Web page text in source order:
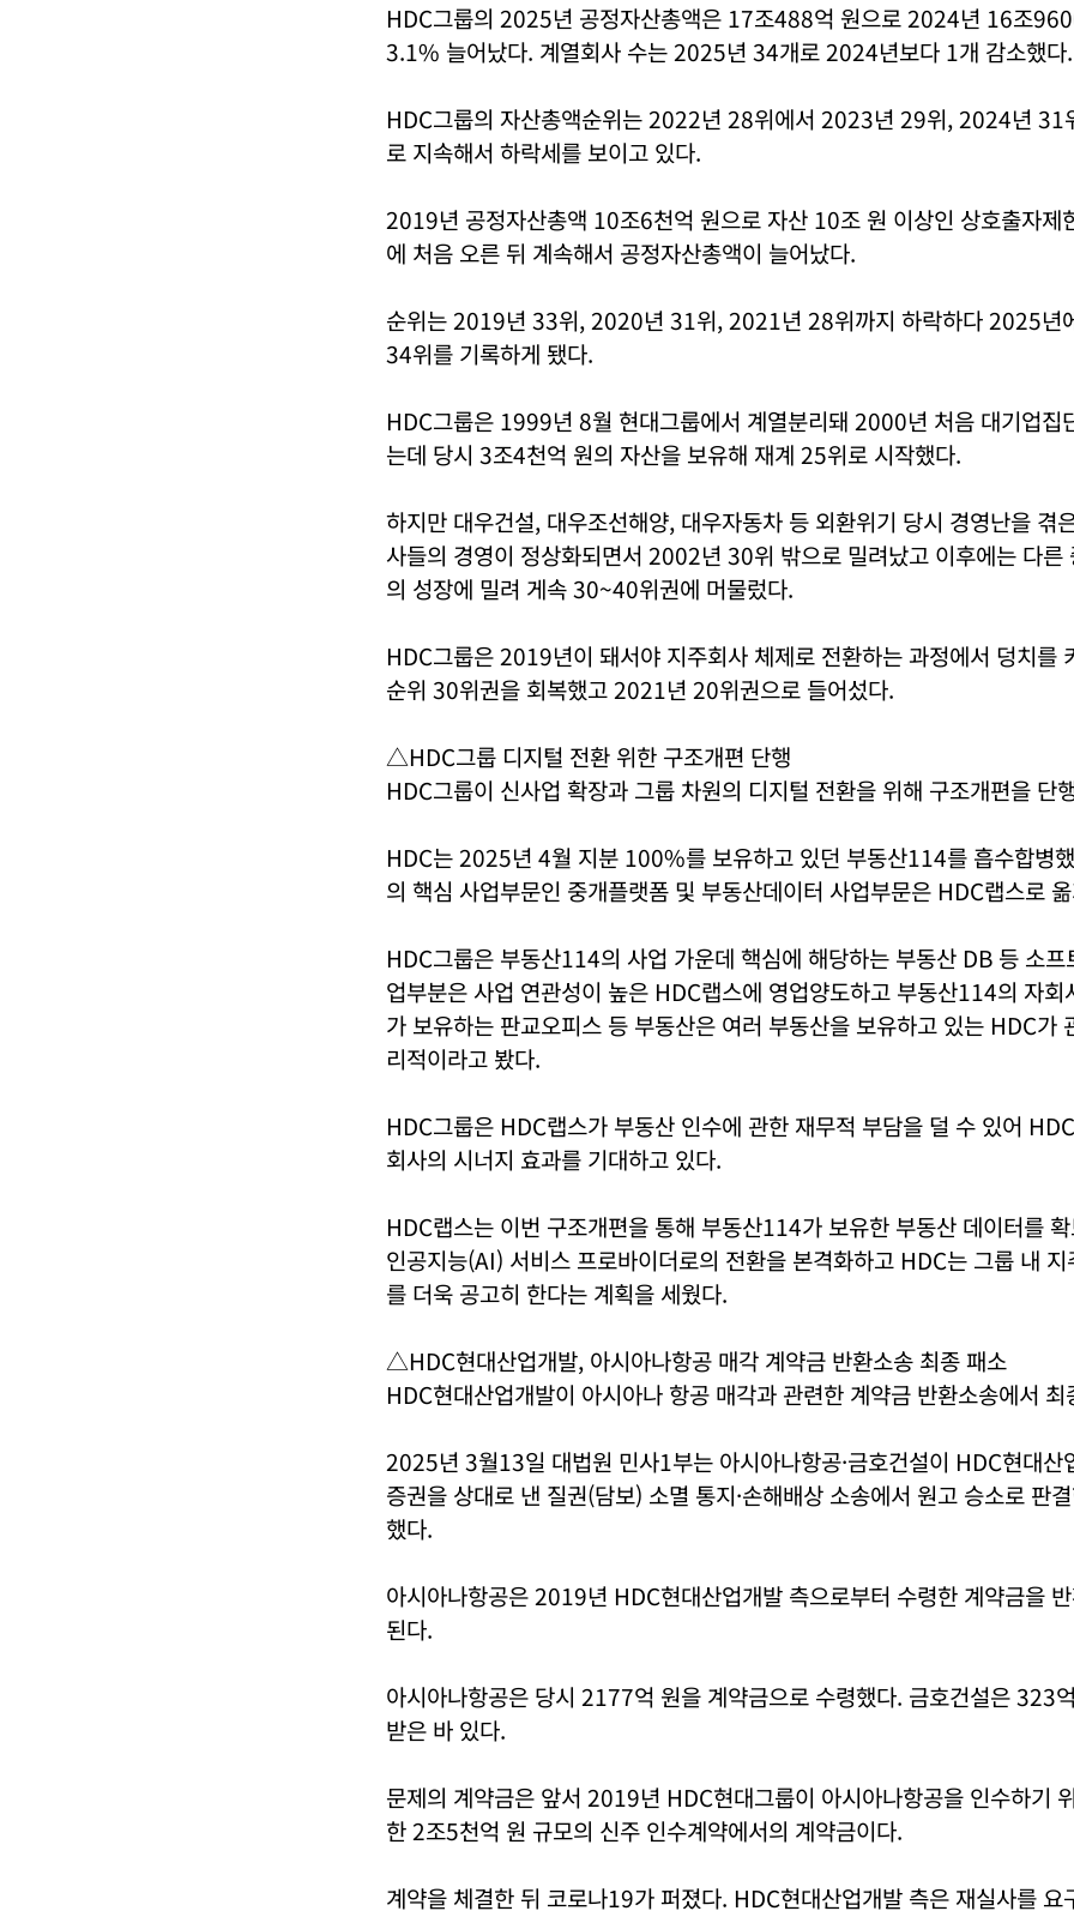
HDC그룹의 2025년 공정자산총액은 17조488억 원으로 2024년 16조
3.1% 늘어났다. 계열회사 수는 2025년 34개로 2024년보다 1개 감소했다.
HDC그룹의 자산총액순위는 2022년 28위에서 2023년 29위, 2024년
로 지속해서 하락세를 보이고 있다.
2019년 공정자산총액 10조6천억 원으로 자산 10조 원 이상인 상호출자제
에 처음 오른 뒤 계속해서 공정자산총액이 늘어났다.
순위는 2019년 33위, 2020년 31위, 2021년 28위까지 하락하다 2025년
34위를 기록하게 됐다.
HDC그룹은 1999년 8월 현대그룹에서 계열분리돼 2000년 처음 대기업집
는데 당시 3조4천억 원의 자산을 보유해 재계 25위로 시작했다.
하지만 대우건설, 대우조선해양, 대우자동차 등 외환위기 당시 경영난을 겪
사들의 경영이 정상화되면서 2002년 30위 밖으로 밀려났고 이후에는 다른
의 성장에 밀려 게속 30~40위권에 머물렀다.
HDC그룹은 2019년이 돼서야 지주회사 체제로 전환하는 과정에서 덩치를
순위 30위권을 회복했고 2021년 20위권으로 들어섰다.
△HDC그룹 디지털 전환 위한 구조개편 단행
HDC그룹이 신사업 확장과 그룹 차원의 디지털 전환을 위해 구조개편을 단
HDC는 2025년 4월 지분 100%를 보유하고 있던 부동산114를 흡수합병
의 핵심 사업부문인 중개플랫폼 및 부동산데이터 사업부문은 HDC랩스로
HDC그룹은 부동산114의 사업 가운데 핵심에 해당하는 부동산 DB 등 소프
업부분은 사업 연관성이 높은 HDC랩스에 영업양도하고 부동산114의 자회
가 보유하는 판교오피스 등 부동산은 여러 부동산을 보유하고 있는 HDC가
리적이라고 봤다.
HDC그룹은 HDC랩스가 부동산 인수에 관한 재무적 부담을 덜 수 있어
회사의 시너지 효과를 기대하고 있다.
HDC랩스는 이번 구조개편을 통해 부동산114가 보유한 부동산 데이터를
인공지능(AI) 서비스 프로바이더로의 전환을 본격화하고 HDC는 그룹 내 지
를 더욱 공고히 한다는 계획을 세웠다.
△HDC현대산업개발, 아시아나항공 매각 계약금 반환소송 최종 패소
HDC현대산업개발이 아시아나 항공 매각과 관련한 계약금 반환소송에서 최
2025년 3월13일 대법원 민사1부는 아시아나항공·금호건설이 HDC현대산
증권을 상대로 낸 질권(담보) 소멸 통지·손해배상 소송에서 원고 승소로 판
했다.
아시아나항공은 2019년 HDC현대산업개발 측으로부터 수령한 계약금을
된다.
아시아나항공은 당시 2177억 원을 계약금으로 수령했다. 금호건설은 323
받은 바 있다.
문제의 계약금은 앞서 2019년 HDC현대그룹이 아시아나항공을 인수하기
한 2조5천억 원 규모의 신주 인수계약에서의 계약금이다.
계약을 체결한 뒤 코로나19가 퍼졌다. HDC현대산업개발 측은 재실사를 요